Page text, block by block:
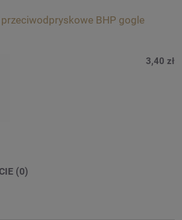
BHP gogle
3,40 zł
(0)